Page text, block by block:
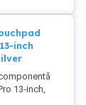
Channel
Hewlett-
PnP
2047MB
Stocare
) Unitate
inch
13-inch,
Apple